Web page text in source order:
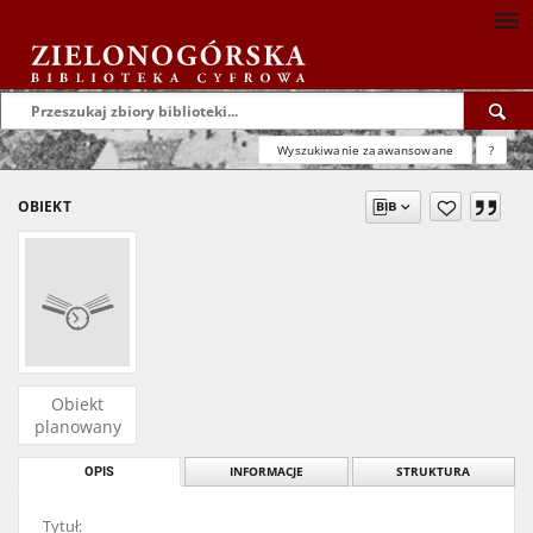
Wyszukiwanie zaawansowane ?
OBIEKT
Obiekt
planowany
OPIS INFORMACJE STRUKTURA
Tytuł: